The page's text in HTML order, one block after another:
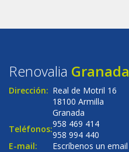
Renovalia Granada
Dirección: Real de Motril 16
18100 Armilla
Granada
Teléfonos:958 469 414
958 994 440
E-mail:
Escríbenos un email